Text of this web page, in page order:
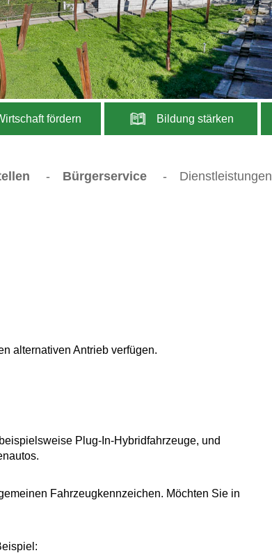
fördern Bildung stärken
- Bürgerservice - Dienstleistungen
alternativen Antrieb verfügen.
Plug-In-Hybridfahrzeuge, und
Fahrzeugkennzeichen. Möchten Sie in